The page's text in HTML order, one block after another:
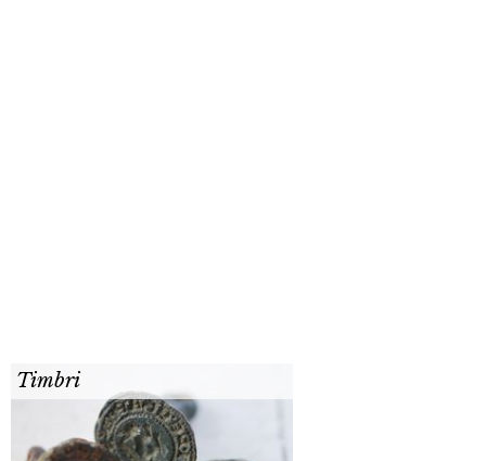
Timbri